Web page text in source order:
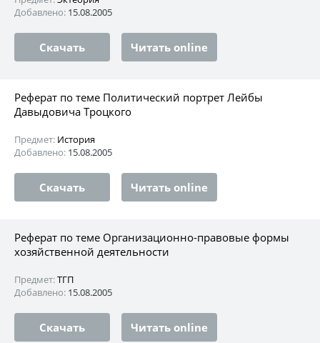
Добавлено: 15.08.2005
Скачать Читать online
Реферат по теме Политический портрет Лейбы
Давыдовича Троцкого
Предмет: История
Добавлено: 15.08.2005
Скачать Читать online
Реферат по теме Организационно-правовые формы
хозяйственной деятельности
Предмет:ТГП
Добавлено: 15.08.2005
Скачать Читать online